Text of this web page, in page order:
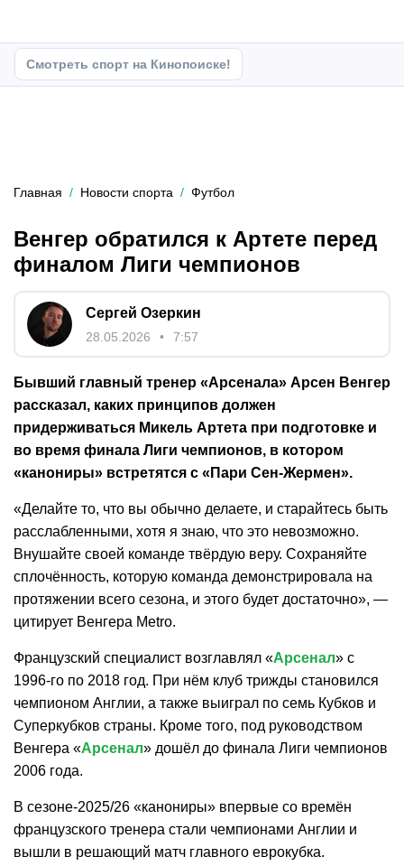
Смотреть спорт на Кинопоиске!
Главная Новости спорта Футбол
Венгер обратился к Артете перед
финалом Лиги чемпионов
Сергей Озеркин
28.05.2026 7:57
Бывший главный тренер «Арсенала» Арсен Венгер
рассказал, каких принципов должен
придерживаться Микель Артета при подготовке и
во время финала Лиги чемпионов, в котором
«канониры» встретятся с «Пари Сен-Жермен».
«Делайте то, что вы обычно делаете, и старайтесь быть
расслабленными, хотя я знаю, что это невозможно.
Внушайте своей команде твёрдую веру. Сохраняйте
сплочённость, которую команда демонстрировала на
протяжении всего сезона, и этого будет достаточно», —
цитирует Венгера Metro.
Французский специалист возглавлял «Арсенал» с
1996-го по 2018 год. При нём клуб трижды становился
чемпионом Англии, а также выиграл по семь Кубков и
Суперкубков страны. Кроме того, под руководством
Венгера «Арсенал» дошёл до финала Лиги чемпионов
2006 года.
В сезоне-2025/26 «канониры» впервые со времён
французского тренера стали чемпионами Англии и
вышли в решающий матч главного еврокубка.